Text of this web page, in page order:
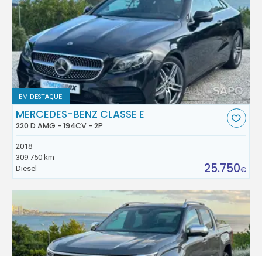
EM DESTAQUE
MERCEDES-BENZ CLASSE E
220 D AMG - 194CV - 2P
2018
309.750 km
Diesel
25.750€